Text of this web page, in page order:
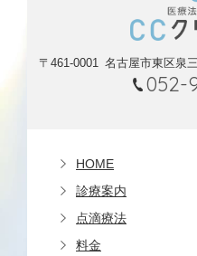
〒461-0001 名古屋市東区泉
052-
HOME
診療案内
点滴療法
料金